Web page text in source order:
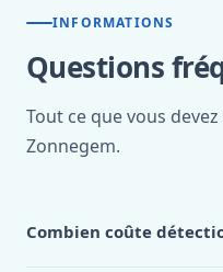
INFORMATIONS
Questions
Tout ce que vous
Zonnegem.
Combien coûte